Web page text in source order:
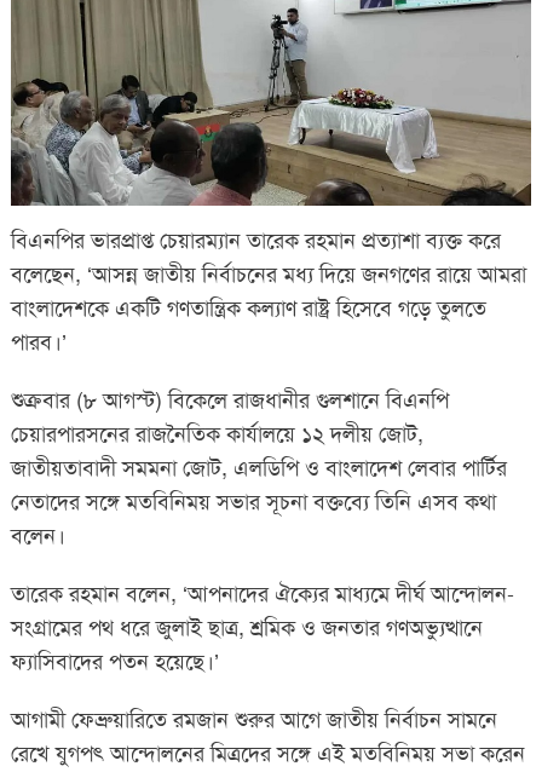
বিএনপির ভারপ্রাপ্ত চেয়ারম্যান তারেক রহমান প্রত্যাশা ব্যক্ত করে
বলেছেন, ‘আসন্ন জাতীয় নির্বাচনের মধ্য দিয়ে জনগণের রায়ে আমরা
বাংলাদেশকে একটি গণতান্ত্রিক কল্যাণ রাষ্ট্র হিসেবে গড়ে তুলতে
পারব।’
শুক্রবার (৮ আগস্ট) বিকেলে রাজধানীর গুলশানে বিএনপি
চেয়ারপারসনের রাজনৈতিক কার্যালয়ে ১২ দলীয় জোট,
জাতীয়তাবাদী সমমনা জোট, এলডিপি ও বাংলাদেশ লেবার পার্টির
নেতাদের সঙ্গে মতবিনিময় সভার সূচনা বক্তব্যে তিনি এসব কথা
বলেন।
তারেক রহমান বলেন, ‘আপনাদের ঐক্যের মাধ্যমে দীর্ঘ আন্দোলন-
সংগ্রামের পথ ধরে জুলাই ছাত্র, শ্রমিক ও জনতার গণঅভ্যুত্থানে
ফ্যাসিবাদের পতন হয়েছে।’
আগামী ফেব্রুয়ারিতে রমজান শুরুর আগে জাতীয় নির্বাচন সামনে
রেখে যুগপৎ আন্দোলনের মিত্রদের সঙ্গে এই মতবিনিময় সভা করেন